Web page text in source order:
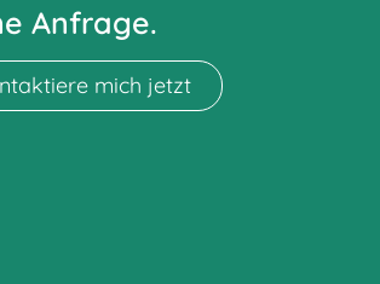
Anfrage.
mich jetzt